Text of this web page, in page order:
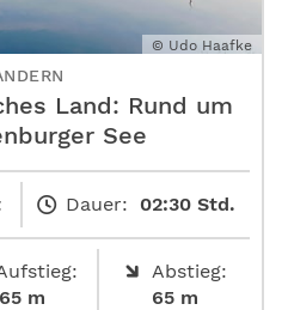
© Udo Haafke
Land: Rund um
See
Dauer: 02:30 Std.
65 m
Abstieg:
65 m